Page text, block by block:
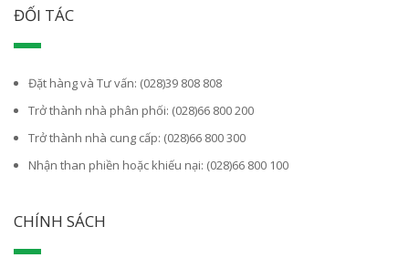
ĐỐI TÁC
Đặt hàng và Tư vấn: (028)39 808 808
Trở thành nhà phân phối: (028)66 800 200
Trở thành nhà cung cấp: (028)66 800 300
Nhận than phiền hoặc khiếu nại: (028)66 800 100
CHÍNH SÁCH